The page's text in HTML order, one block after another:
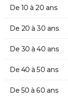
De 10 à 20 ans
De 20 à 30 ans
De 30 à 40 ans
De 40 à 50 ans
De 50 à 60 ans